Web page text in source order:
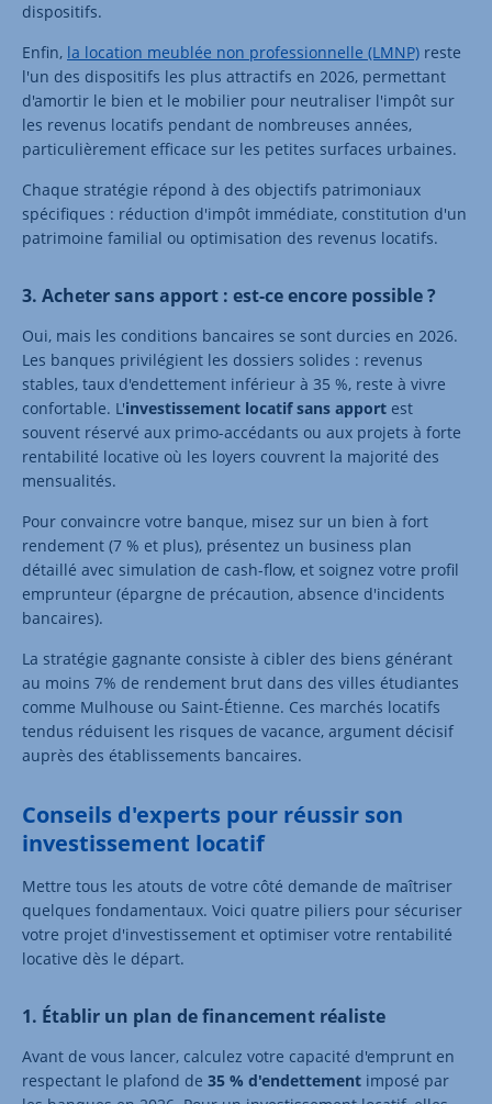
dispositifs.
Enfin, la location meublée non professionnelle (LMNP) reste
l'un des dispositifs les plus attractifs en 2026, permettant
d'amortir le bien et le mobilier pour neutraliser l'impôt sur
les revenus locatifs pendant de nombreuses années,
particulièrement efficace sur les petites surfaces urbaines.
Chaque stratégie répond à des objectifs patrimoniaux
spécifiques : réduction d'impôt immédiate, constitution d'un
patrimoine familial ou optimisation des revenus locatifs.
3. Acheter sans apport : est-ce encore possible ?
Oui, mais les conditions bancaires se sont durcies en 2026.
Les banques privilégient les dossiers solides : revenus
stables, taux d'endettement inférieur à 35 %, reste à vivre
confortable. L'investissement locatif sans apport est
souvent réservé aux primo-accédants ou aux projets à forte
rentabilité locative où les loyers couvrent la majorité des
mensualités.
Pour convaincre votre banque, misez sur un bien à fort
rendement (7 % et plus), présentez un business plan
détaillé avec simulation de cash-flow, et soignez votre profil
emprunteur (épargne de précaution, absence d'incidents
bancaires).
La stratégie gagnante consiste à cibler des biens générant
au moins 7% de rendement brut dans des villes étudiantes
comme Mulhouse ou Saint-Étienne. Ces marchés locatifs
tendus réduisent les risques de vacance, argument décisif
auprès des établissements bancaires.
Conseils d'experts pour réussir son
investissement locatif
Mettre tous les atouts de votre côté demande de maîtriser
quelques fondamentaux. Voici quatre piliers pour sécuriser
votre projet d'investissement et optimiser votre rentabilité
locative dès le départ.
1. Établir un plan de financement réaliste
Avant de vous lancer, calculez votre capacité d'emprunt en
respectant le plafond de 35 % d'endettement imposé par